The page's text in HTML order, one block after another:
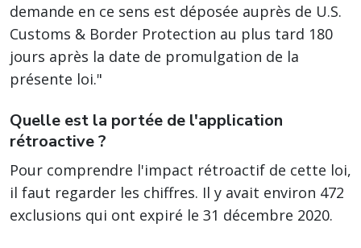
demande en ce sens est déposée auprès de U.S.
Customs & Border Protection au plus tard 180
jours après la date de promulgation de la
présente loi."
Quelle est la portée de l'application
rétroactive ?
Pour comprendre l'impact rétroactif de cette loi,
il faut regarder les chiffres. Il y avait environ 472
exclusions qui ont expiré le 31 décembre 2020.